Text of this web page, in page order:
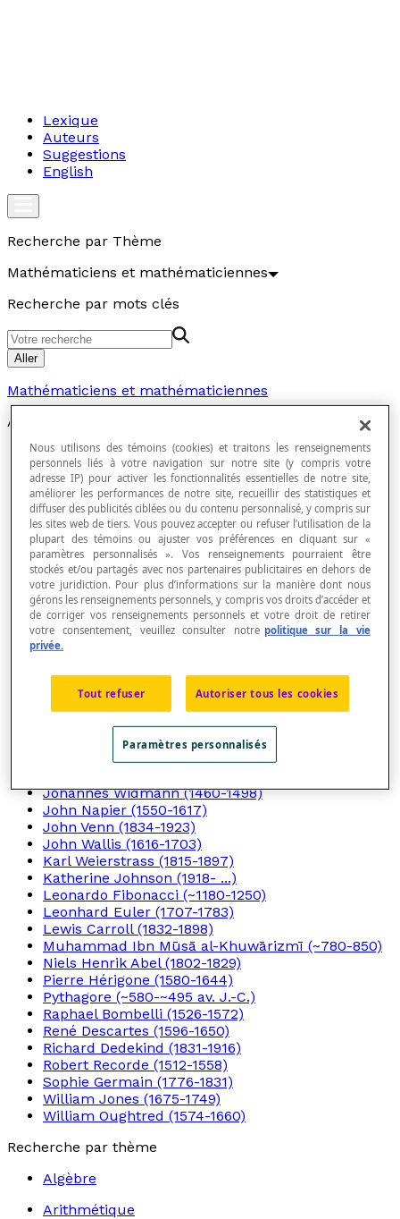
Lexique
Auteurs
Suggestions
English
Recherche par Thème
Mathématiciens et mathématiciennes
Recherche par mots clés
Aller
Mathématiciens et mathématiciennes
Articles
Ada Lovelace (1815-1852)
Amalie Emmy Noether (1882-1935)
Archimède de Syracuse
Aryabhata (476 - 550)
Auguste De Morgan
Auguste Ferdinand Möbius (1790-1868)
Carl Friedrich Gauss (1777-1855)
Christian Goldbach (1690-1764)
Christian Kramp (1760-1826)
Christoff Rudolff (1499-1545)
Christopher Clavius (1538-1612)
Claudius Ptolémée (~85-~165)
Ératosthène (~276-~194 av. J.-C.)
Euclide (~300 av. J.C.)
François Viète (1540-1603)
Gabriel Cramer (1704 - 1752)
Georg Cantor (1845-1918)
Gottfried Leibniz (1646-1716)
Hypatie d'Alexandrie (~355-415)
Johannes Widmann (1460-1498)
John Napier (1550-1617)
John Venn (1834-1923)
John Wallis (1616-1703)
Karl Weierstrass (1815-1897)
Katherine Johnson (1918- ...)
Leonardo Fibonacci (~1180-1250)
Leonhard Euler (1707-1783)
Lewis Carroll (1832-1898)
Muhammad Ibn Mūsā al-Khuwārizmī (~780-850)
Niels Henrik Abel (1802-1829)
Pierre Hérigone (1580-1644)
Pythagore (~580-~495 av. J.-C.)
Raphael Bombelli (1526-1572)
René Descartes (1596-1650)
Richard Dedekind (1831-1916)
Robert Recorde (1512-1558)
Sophie Germain (1776-1831)
William Jones (1675-1749)
William Oughtred (1574-1660)
Recherche par thème
Algèbre
Arithmétique
Nous utilisons des témoins (cookies) et traitons les renseignements
personnels liés à votre navigation sur notre site (y compris votre
adresse IP) pour activer les fonctionnalités essentielles de notre site,
améliorer les performances de notre site, recueillir des statistiques et
diffuser des publicités ciblées ou du contenu personnalisé, y compris sur
les sites web de tiers. Vous pouvez accepter ou refuser l’utilisation de la
plupart des témoins ou ajuster vos préférences en cliquant sur «
paramètres personnalisés ». Vos renseignements pourraient être
stockés et/ou partagés avec nos partenaires publicitaires en dehors de
votre juridiction. Pour plus d’informations sur la manière dont nous
gérons les renseignements personnels, y compris vos droits d’accéder et
de corriger vos renseignements personnels et votre droit de retirer
votre consentement, veuillez consulter notre politique sur la vie
privée.
Tout refuser Autoriser tous les cookies
Paramètres personnalisés